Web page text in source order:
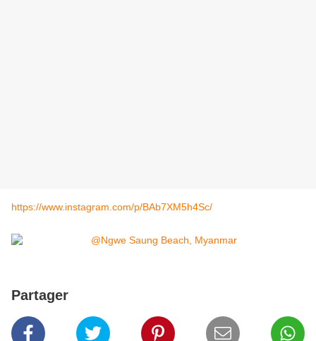
https://www.instagram.com/p/BAb7XM5h4Sc/
Partager